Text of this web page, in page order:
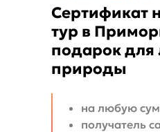
Сертификат
тур в
подарок для
природы
на любую
получатель